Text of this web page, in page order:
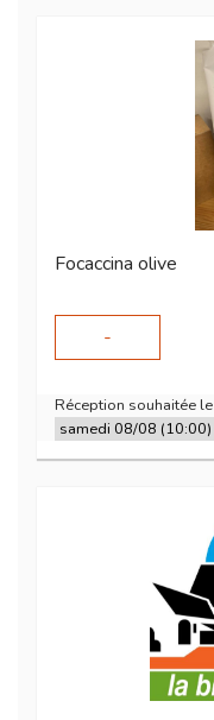
Focaccina olive
-
Réception souhaitée le